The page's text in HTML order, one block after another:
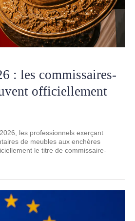
: les commissaires-
officiellement
les professionnels exerçant
de meubles aux enchères
le titre de commissaire-